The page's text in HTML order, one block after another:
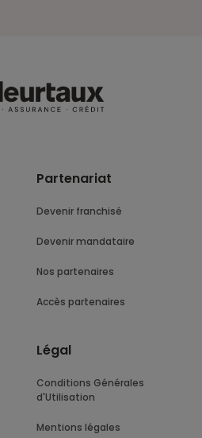
Partenariat
Devenir franchisé
Devenir mandataire
Nos partenaires
Accès partenaires
Légal
Conditions Générales
d'Utilisation
Mentions légales